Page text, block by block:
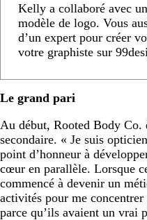
Kelly a collaboré avec
modèle de logo. Vous
d’un expert pour créer
votre graphiste sur
Le grand pari
Au début, Rooted Body
secondaire. « Je suis
point d’honneur à
cœur en parallèle. Lorsque
commencé à devenir un
activités pour me
parce qu’ils avaient un vrai